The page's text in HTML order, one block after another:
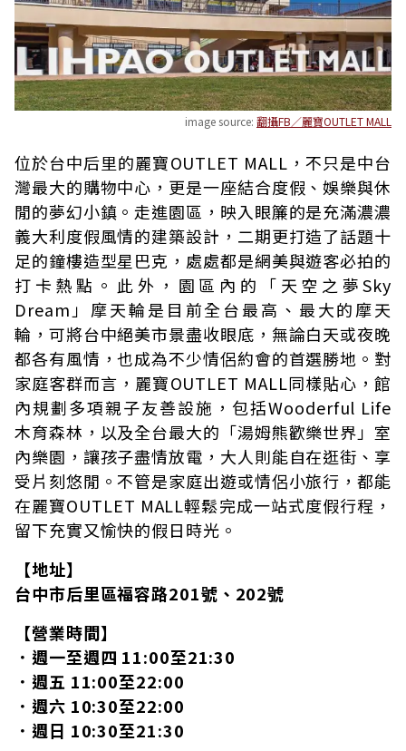
image source: 翻攝FB／麗寶OUTLET MALL
位於台中后里的麗寶OUTLET MALL，不只是中台
灣最大的購物中心，更是一座結合度假、娛樂與休
閒的夢幻小鎮。走進園區，映入眼簾的是充滿濃濃
義大利度假風情的建築設計，二期更打造了話題十
足的鐘樓造型星巴克，處處都是網美與遊客必拍的
打卡熱點。此外，園區內的「天空之夢Sky
Dream」摩天輪是目前全台最高、最大的摩天
輪，可將台中絕美市景盡收眼底，無論白天或夜晚
都各有風情，也成為不少情侶約會的首選勝地。對
家庭客群而言，麗寶OUTLET MALL同樣貼心，館
內規劃多項親子友善設施，包括Wooderful Life
木育森林，以及全台最大的「湯姆熊歡樂世界」室
內樂園，讓孩子盡情放電，大人則能自在逛街、享
受片刻悠閒。不管是家庭出遊或情侶小旅行，都能
在麗寶OUTLET MALL輕鬆完成一站式度假行程，
留下充實又愉快的假日時光。
【地址】
台中市后里區福容路201號、202號
【營業時間】
．週一至週四 11:00至21:30
．週五 11:00至22:00
．週六 10:30至22:00
．週日 10:30至21:30